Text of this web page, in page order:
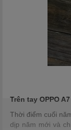
Trên tay OPPO
Thời điểm cuối
dịp năm mới và